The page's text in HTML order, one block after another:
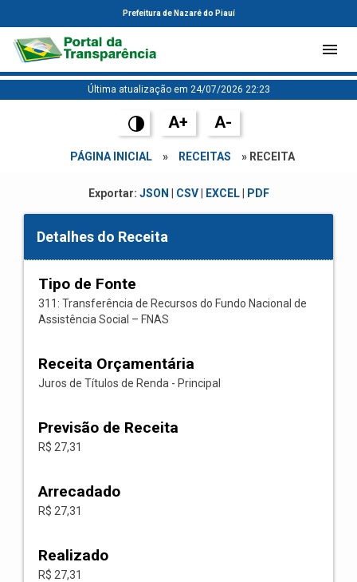
Prefeitura de Nazaré do Piauí
Última atualização em 24/07/2026 22:23
A+ A-
PÁGINA INICIAL » RECEITAS » RECEITA
Exportar: JSON CSV| EXCEL| PDF
Detalhes do Receita
Tipo de Fonte
311: Transferência de Recursos do Fundo Nacional de
Assistência Social – FNAS
Receita Orçamentária
Juros de Títulos de Renda - Principal
Previsão de Receita
R$ 27,31
Arrecadado
R$ 27,31
Realizado
R$ 27,31